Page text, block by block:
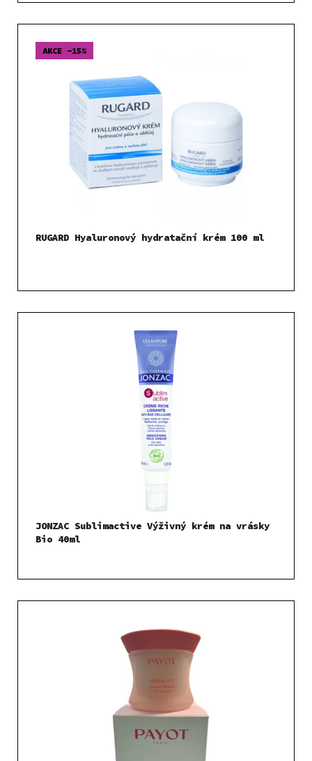
AKCE -15%
RUGARD Hyaluronový hydratační krém 100 ml
JONZAC Sublimactive Výživný krém na vrásky
Bio 40ml